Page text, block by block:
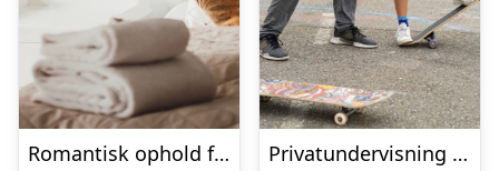
Romantisk ophold for 2 på Kragerup Gods
Privatundervisning i skateboarding hos L.O.W Academy